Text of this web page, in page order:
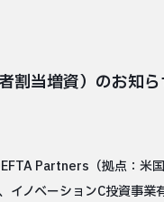
割当増資）のお知
Partners（拠点：米
イノベーションC投資事業